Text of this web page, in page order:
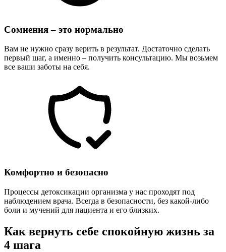
Сомнения – это нормально
Вам не нужно сразу верить в результат. Достаточно сделать
первый шаг, а именно – получить консультацию. Мы возьмем
все ваши заботы на себя.
Комфортно и безопасно
Процессы детоксикации организма у нас проходят под
наблюдением врача. Всегда в безопасности, без какой-либо
боли и мучений для пациента и его близких.
Как вернуть себе спокойную жизнь за
4 шага